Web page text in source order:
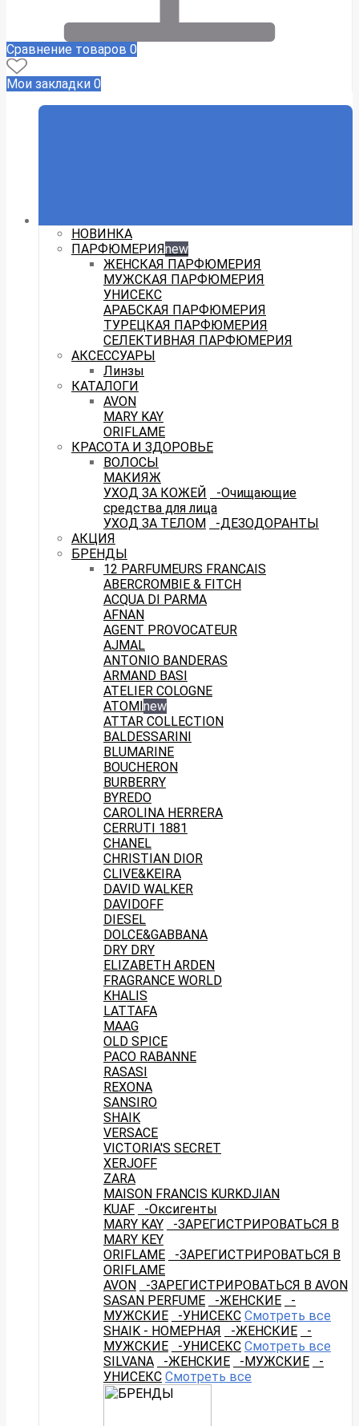
Сравнение товаров 0
Мои закладки 0
НОВИНКА
ПАРФЮМЕРИЯnew
ЖЕНСКАЯ ПАРФЮМЕРИЯ
МУЖСКАЯ ПАРФЮМЕРИЯ
УНИСЕКС
АРАБСКАЯ ПАРФЮМЕРИЯ
ТУРЕЦКАЯ ПАРФЮМЕРИЯ
СЕЛЕКТИВНАЯ ПАРФЮМЕРИЯ
АКСЕССУАРЫ
Линзы
КАТАЛОГИ
AVON
MARY KAY
ORIFLAME
КРАСОТА И ЗДОРОВЬЕ
ВОЛОСЫ
МАКИЯЖ
УХОД ЗА КОЖЕЙ
-Очищающие
средства для лица
УХОД ЗА ТЕЛОМ
-ДЕЗОДОРАНТЫ
АКЦИЯ
БРЕНДЫ
12 PARFUMEURS FRANCAIS
ABERCROMBIE & FITCH
ACQUA DI PARMA
AFNAN
AGENT PROVOCATEUR
AJMAL
ANTONIO BANDERAS
ARMAND BASI
ATELIER COLOGNE
ATOMI new
ATTAR COLLECTION
BALDESSARINI
BLUMARINE
BOUCHERON
BURBERRY
BYREDO
CAROLINA HERRERA
CERRUTI 1881
CHANEL
CHRISTIAN DIOR
CLIVE&KEIRA
DAVID WALKER
DAVIDOFF
DIESEL
DOLCE&GABBANA
DRY DRY
ELIZABETH ARDEN
FRAGRANCE WORLD
KHALIS
LATTAFA
MAAG
OLD SPICE
PACO RABANNE
RASASI
REXONA
SANSIRO
SHAIK
VERSACE
VICTORIA'S SECRET
XERJOFF
ZARA
MAISON FRANCIS KURKDJIAN
KUAF
-Оксигенты
MARY KAY
-ЗАРЕГИСТРИРОВАТЬСЯ В
MARY KEY
ORIFLAME
-ЗАРЕГИСТРИРОВАТЬСЯ В
ORIFLAME
AVON
-ЗАРЕГИСТРИРОВАТЬСЯ В AVON
SASAN PERFUME
-ЖЕНСКИЕ
-
МУЖСКИЕ
-УНИСЕКС Смотреть все
SHAIK - НОМЕРНАЯ
-ЖЕНСКИЕ
-
МУЖСКИЕ
-УНИСЕКС Смотреть все
SILVANA
-ЖЕНСКИЕ -МУЖСКИЕ
-
УНИСЕКС Смотреть все